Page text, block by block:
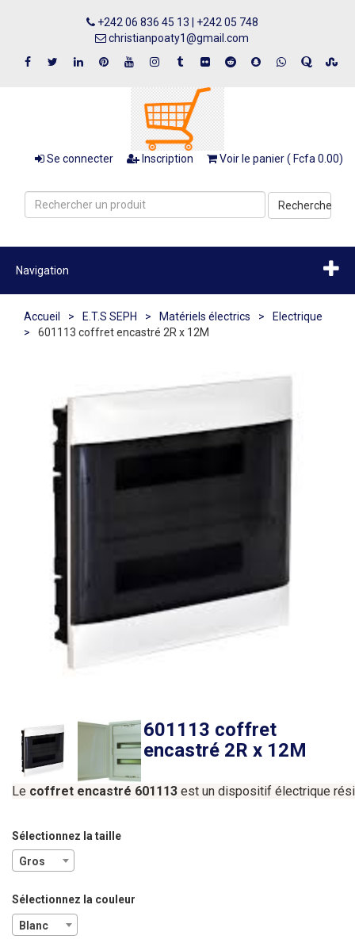
+242 06 836 45 13 | +242 05 748
christianpoaty1@gmail.com
Se connecter Inscription Voir le panier ( Fcfa 0.00)
Recherche
Navigation
Accueil > E.T.S SEPH > Matériels électrics >
Electrique
>
601113 coffret encastré 2R x 12M
601113 coffret
encastré 2R x 12M
Le coffret encastré 601113 est un dispositif électrique
Sélectionnez la taille
Gros
Sélectionnez la couleur
Blanc